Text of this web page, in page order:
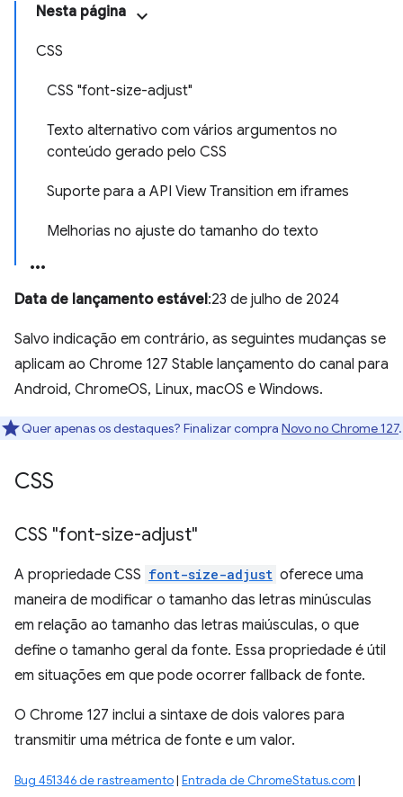
Nesta página
CSS
CSS "font-size-adjust"
Texto alternativo com vários argumentos no
conteúdo gerado pelo CSS
Suporte para a API View Transition em iframes
Melhorias no ajuste do tamanho do texto
Data de lançamento estável:23 de julho de 2024
Salvo indicação em contrário, as seguintes mudanças se
aplicam ao Chrome 127 Stable lançamento do canal para
Android, ChromeOS, Linux, macOS e Windows.
Quer apenas os destaques? Finalizar compra Novo no Chrome 127.
CSS
CSS "font-size-adjust"
A propriedade CSS font-size-adjust oferece uma
maneira de modificar o tamanho das letras minúsculas
em relação ao tamanho das letras maiúsculas, o que
define o tamanho geral da fonte. Essa propriedade é útil
em situações em que pode ocorrer fallback de fonte.
O Chrome 127 inclui a sintaxe de dois valores para
transmitir uma métrica de fonte e um valor.
Bug 451346 de rastreamento| Entrada de ChromeStatus.com |